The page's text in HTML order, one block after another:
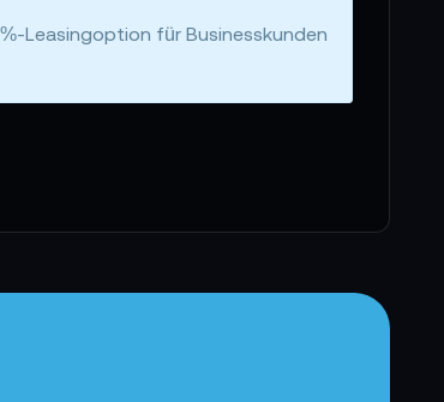
Leasingoption für Businesskunden